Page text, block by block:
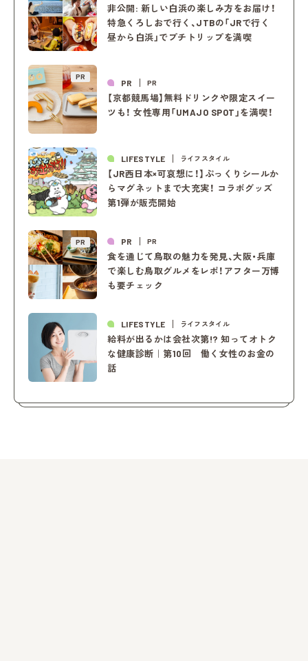
非公開: 新しい白浜の楽しみ方をお届け！
特急くろしおで行く、JTBの「JRで行く
昼から白浜」でプチトリップを満喫
PR
PR PR
【京都競馬場】無料ドリンクや限定スイー
ツも！ 女性専用「UMAJO SPOT」を満喫！
LIFESTYLE ライフスタイル
【JR西日本×可哀想に！】ぷっくりシールか
らマグネットまで大充実！ コラボグッズ
第1弾が販売開始
PR PR PR
食を通じて鳥取の魅力を発見、大阪・兵庫
で楽しむ鳥取グルメをレポ！アフター万博
も要チェック
LIFESTYLE ライフスタイル
給料が出るかは会社次第!? 知ってオトク
な健康診断｜第10回 働く女性のお金の
話